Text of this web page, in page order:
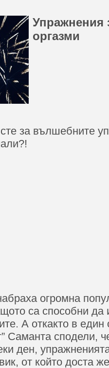
Упражнения
оргазми
за вълшебните
огромна
са способни да
А откакто в един
Саманта сподели,
ден,
от който доста